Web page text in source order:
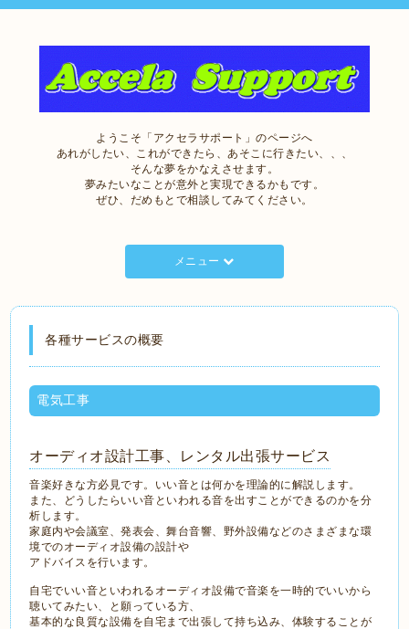
ようこそ「アクセラサポート」のページへ
あれがしたい、これができたら、あそこに行きたい、、、
そんな夢をかなえさせます。
夢みたいなことが意外と実現できるかもです。
ぜひ、だめもとで相談してみてください。
メニュー
各種サービスの概要
電気工事
オーディオ設計工事、レンタル出張サービス
音楽好きな方必見です。いい音とは何かを理論的に解説します。
また、どうしたらいい音といわれる音を出すことができるのかを分
析します。
家庭内や会議室、発表会、舞台音響、野外設備などのさまざまな環
境でのオーディオ設備の設計や
アドバイスを行います。
自宅でいい音といわれるオーディオ設備で音楽を一時的でいいから
聴いてみたい、と願っている方、
基本的な良質な設備を自宅まで出張して持ち込み、体験することが